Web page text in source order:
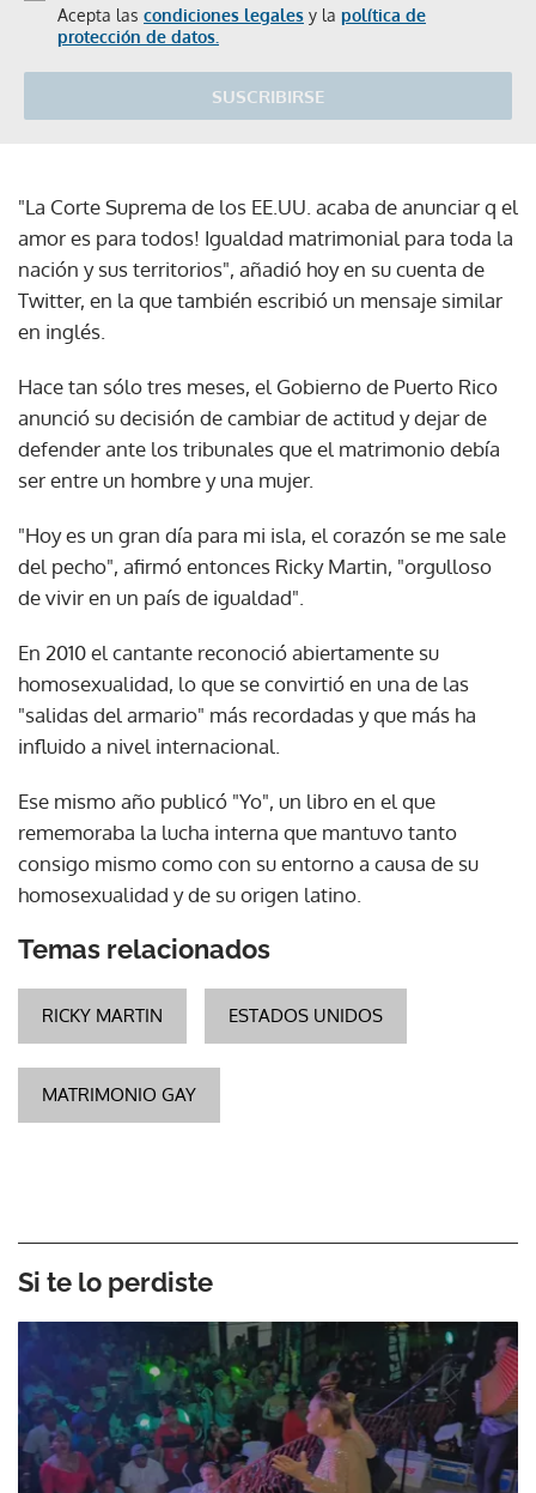
Acepta las condiciones legales y la política de
protección de datos.
SUSCRIBIRSE
"La Corte Suprema de los EE.UU. acaba de anunciar q el
amor es para todos! Igualdad matrimonial para toda la
nación y sus territorios", añadió hoy en su cuenta de
Twitter, en la que también escribió un mensaje similar
en inglés.
Hace tan sólo tres meses, el Gobierno de Puerto Rico
anunció su decisión de cambiar de actitud y dejar de
defender ante los tribunales que el matrimonio debía
ser entre un hombre y una mujer.
"Hoy es un gran día para mi isla, el corazón se me sale
del pecho", afirmó entonces Ricky Martin, "orgulloso
de vivir en un país de igualdad".
En 2010 el cantante reconoció abiertamente su
homosexualidad, lo que se convirtió en una de las
"salidas del armario" más recordadas y que más ha
influido a nivel internacional.
Ese mismo año publicó "Yo", un libro en el que
rememoraba la lucha interna que mantuvo tanto
consigo mismo como con su entorno a causa de su
homosexualidad y de su origen latino.
Temas relacionados
RICKY MARTIN ESTADOS UNIDOS
MATRIMONIO GAY
Si te lo perdiste